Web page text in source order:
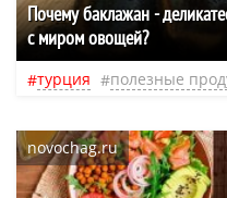
Почему баклажан -
с миром овощей?
турция полезные
novochag.ru